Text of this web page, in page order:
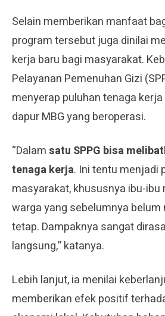
Selain memberikan manfaat
program tersebut juga dinilai
kerja baru bagi masyarakat.
Pelayanan Pemenuhan Gizi
menyerap puluhan tenaga
dapur MBG yang beroperasi.
“Dalamsatu SPPG bisa
tenaga kerja. Ini tentu menjadi
masyarakat, khususnya ibu-ibu
warga yang sebelumnya
tetap. Dampaknya sangat
langsung,” katanya.
Lebih lanjut, ia menilai
memberikan efek positif